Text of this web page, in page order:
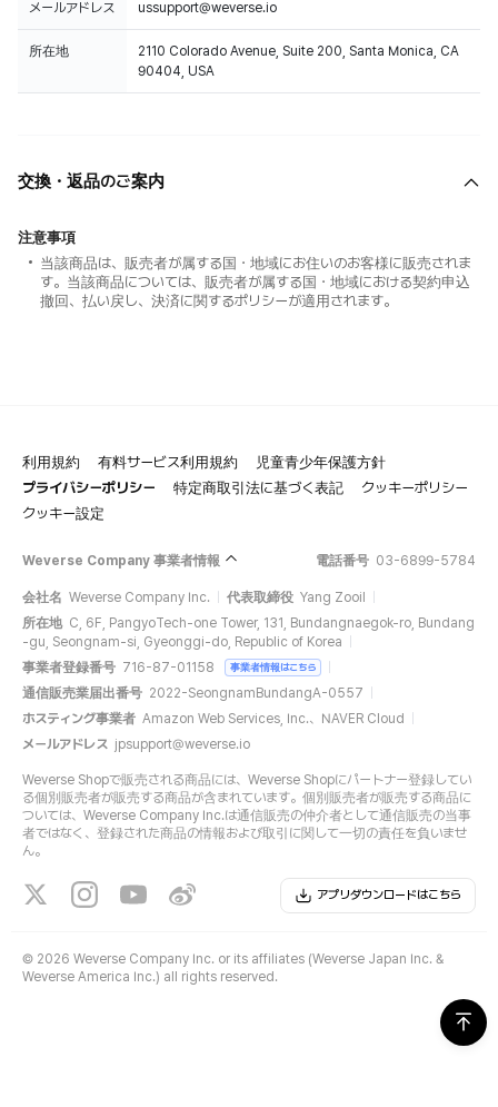
メールアドレス ussupport@weverse.io
所在地
2110 Colorado Avenue, Suite 200, Santa Monica, CA
90404, USA
交換・返品のご案内
注意事項
当該商品は、販売者が属する国・地域にお住いのお客様に販売されま
す。当該商品については、販売者が属する国・地域における契約申込
撤回、払い戻し、決済に関するポリシーが適用されます。
利用規約 有料サービス利用規約
児童青少年保護方針
プライバシーポリシー
特定商取引法に基づく表記
クッキーポリシー
クッキー設定
Weverse Company 事業者情報 電話番号 03-6899-5784
会社名 Weverse Company Inc. 代表取締役 Yang Zooil
所在地 C, 6F, PangyoTech-one Tower, 131, Bundangnaegok-ro, Bundang
-gu, Seongnam-si, Gyeonggi-do, Republic of Korea
事業者登録番号 716-87-01158 事業者情報はこちら
通信販売業届出番号 2022-SeongnamBundangA-0557
ホスティング事業者 Amazon Web Services, Inc.、NAVER Cloud
メールアドレス jpsupport@weverse.io
Weverse Shopで販売される商品には、Weverse Shopにパートナー登録してい
る個別販売者が販売する商品が含まれています。個別販売者が販売する商品に
ついては、Weverse Company Inc.は通信販売の仲介者として通信販売の当事
者ではなく、登録された商品の情報および取引に関して一切の責任を負いませ
ん。
アプリダウンロードはこちら
© 2026 Weverse Company Inc. or its affiliates (Weverse Japan Inc. &
Weverse America Inc.) all rights reserved.